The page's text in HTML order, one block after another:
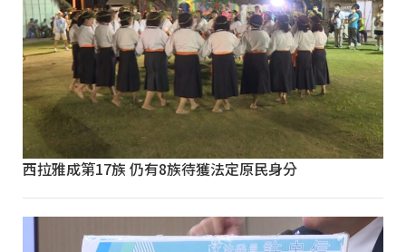
西拉雅成第17族 仍有8族待獲法定原民身分